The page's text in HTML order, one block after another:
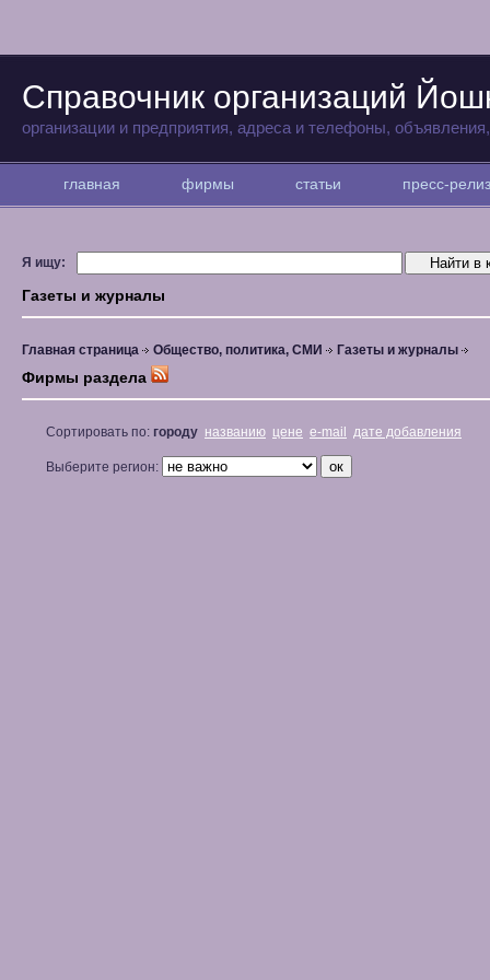
Справочник организаций
организации и предприятия, адреса и телефоны,
главная фирмы статьи пресс-
Я ищу:
Газеты и журналы
Главная страница Общество, политика, СМИ Газеты и журналы
Фирмы раздела
Сортировать по: городу названию цене e-mail дате добавления
Выберите регион: